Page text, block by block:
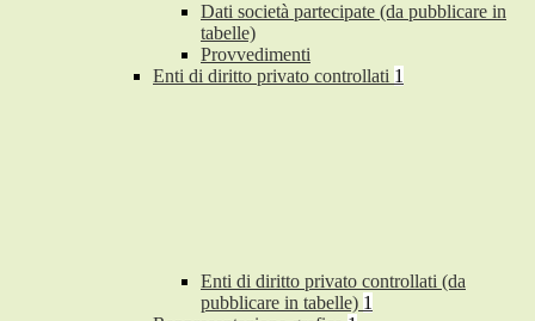
Dati società partecipate (da pubblicare in
tabelle)
Provvedimenti
Enti di diritto privato controllati 1
Enti di diritto privato controllati (da
pubblicare in tabelle) 1